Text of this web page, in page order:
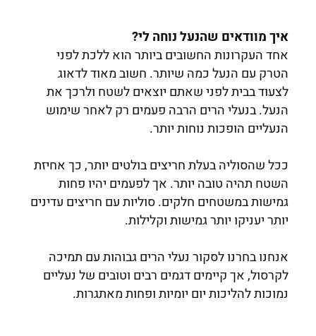
איך מוודאים שהנעל נוחה לי?
אחד העקרונות החשובים ביותר הוא ללכת לפני
הטרק עם הנעל כמה שיותר. חשוב מאוד לדאוג
לצעוד בבית לפני שאתם יוצאים לשטח ולרכך את
הנעל. בנעלי הרים הרבה פעמים רק לאחר שימוש
הנעליים הופכות נוחות יותר.
ככל שהסוליה בעלת חריצים בולטים יותר, כך אחיזת
השטח תהיה טובה יותר. אך לפעמים יהיו פחות
גמישות במשטחים חלקים. סוליות עם חריצים עדינים
יותר יעניקו יותר גמישות וקלילות.
אנחנו בחרנו לסקור נעלי הרים גבוהות עם תמיכה
לקרסול, אך קיימים דגמים רבים וטובים של נעליים
נמוכות להליכות יום יומיות ופחות מאתגרות.